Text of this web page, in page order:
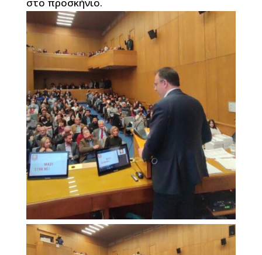
στο προσκήνιο.